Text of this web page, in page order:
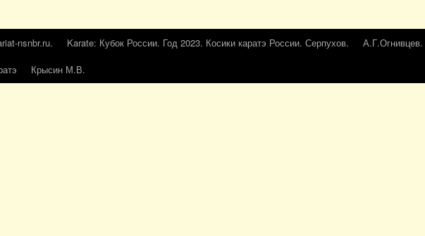
nsnbr.ru. Karate: Кубок России. Год 2023. Косики каратэ России. Серпухов. А.Г.Огнивцев.
Крысин М.В.